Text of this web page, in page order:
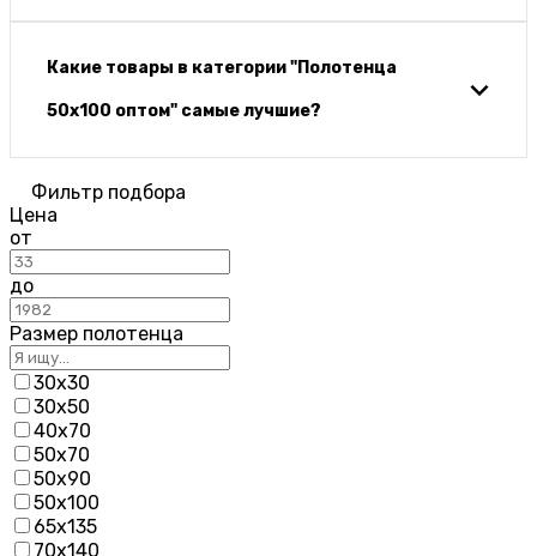
Какие товары в категории "Полотенца
50х100 оптом" самые лучшие?
Фильтр подбора
Цена
от
до
Размер полотенца
30х30
30х50
40х70
50х70
50х90
50х100
65х135
70х140